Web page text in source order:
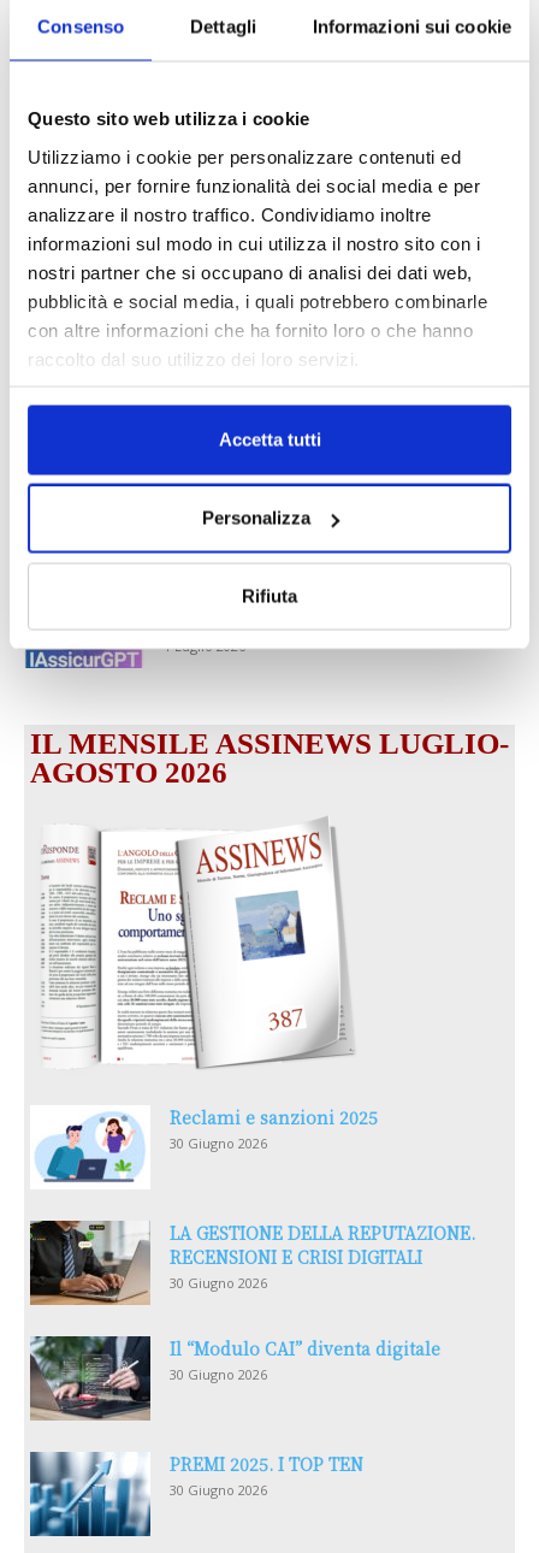
Consenso Dettagli Informazioni sui cookie
Questo sito web utilizza i cookie
Utilizziamo i cookie per personalizzare contenuti ed
annunci, per fornire funzionalità dei social media e per
analizzare il nostro traffico. Condividiamo inoltre
informazioni sul modo in cui utilizza il nostro sito con i
nostri partner che si occupano di analisi dei dati web,
pubblicità e social media, i quali potrebbero combinarle
con altre informazioni che ha fornito loro o che hanno
raccolto dal suo utilizzo dei loro servizi.
Accetta tutti
Personalizza
Rifiuta
Prima Assicurazioni: grande
intermediari partner 2026
1 Luglio 2026
MAGNIFICA HUMANITAS (l’impatto
1 Luglio 2026
IL MENSILE ASSINEWS LUGLIO-
AGOSTO 2026
Reclami e sanzioni 2025
30 Giugno 2026
LA GESTIONE DELLA REPUTAZIONE.
RECENSIONI E CRISI DIGITALI
30 Giugno 2026
Il “Modulo CAI” diventa digitale
30 Giugno 2026
PREMI 2025. I TOP TEN
30 Giugno 2026